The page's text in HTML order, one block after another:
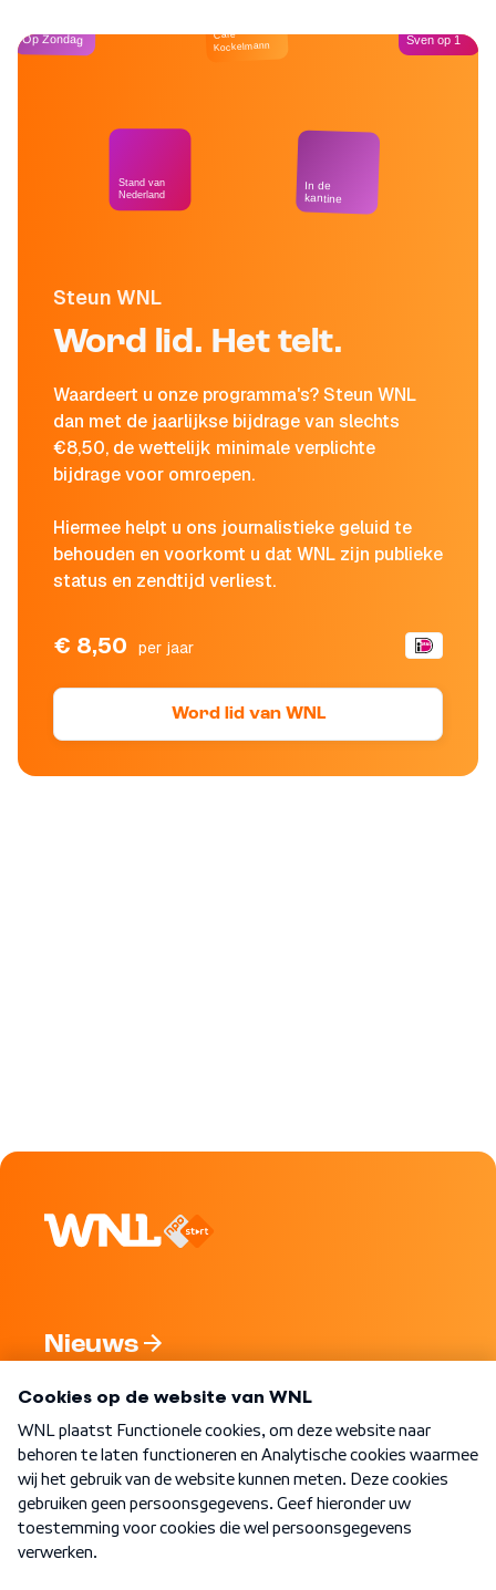
Steun WNL
Word lid. Het telt.
Waardeert u onze programma's? Steun WNL
dan met de jaarlijkse bijdrage van slechts
€8,50, de wettelijk minimale verplichte
bijdrage voor omroepen.
Hiermee helpt u ons journalistieke geluid te
behouden en voorkomt u dat WNL zijn publieke
status en zendtijd verliest.
€ 8,50 per jaar
Word lid van WNL
Op Zondag
Stand van
Nederland
Café
Kockelmann
In de
kantine
Sven op 1
Nieuws
Nieuwsbrief
Word Lid